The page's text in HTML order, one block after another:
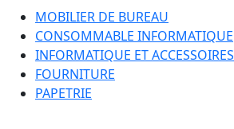
MOBILIER DE BUREAU
CONSOMMABLE INFORMATIQUE
INFORMATIQUE ET ACCESSOIRES
FOURNITURE
PAPETRIE